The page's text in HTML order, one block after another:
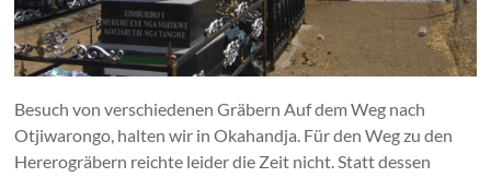
Besuch von verschiedenen Gräbern Auf dem Weg nach
Otjiwarongo, halten wir in Okahandja. Für den Weg zu den
Hererogräbern reichte leider die Zeit nicht. Statt dessen